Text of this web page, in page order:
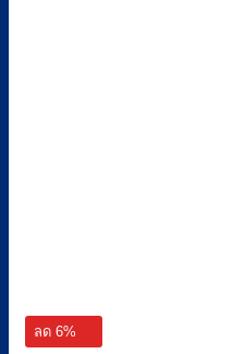
ลด 6%